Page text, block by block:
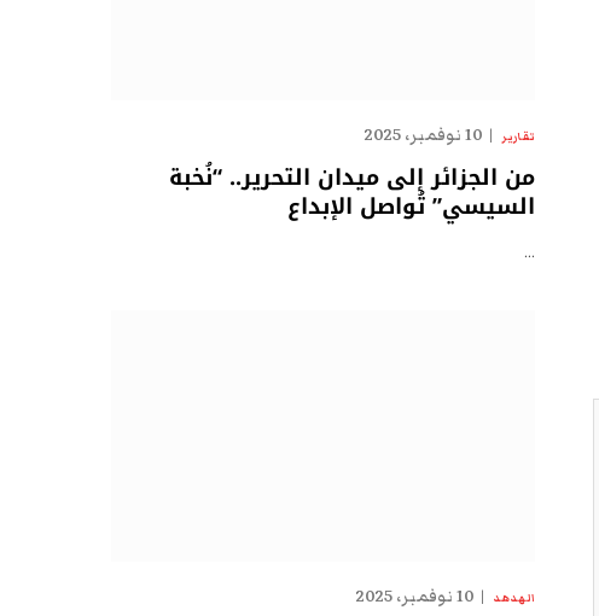
تقارير 10 نوفمبر، 2025
من الجزائر إلى ميدان التحرير.. “نُخبة
السيسي” تُواصل الإبداع
…
الهدهد 10 نوفمبر، 2025